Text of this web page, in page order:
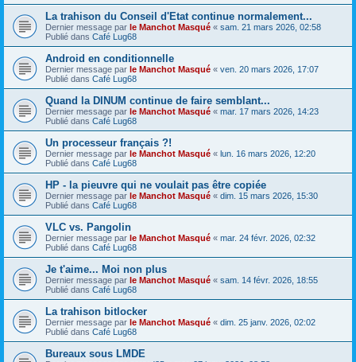
La trahison du Conseil d'Etat continue normalement...
Dernier message par le Manchot Masqué « sam. 21 mars 2026, 02:58
Publié dans Café Lug68
Android en conditionnelle
Dernier message par le Manchot Masqué « ven. 20 mars 2026, 17:07
Publié dans Café Lug68
Quand la DINUM continue de faire semblant...
Dernier message par le Manchot Masqué « mar. 17 mars 2026, 14:23
Publié dans Café Lug68
Un processeur français ?!
Dernier message par le Manchot Masqué « lun. 16 mars 2026, 12:20
Publié dans Café Lug68
HP - la pieuvre qui ne voulait pas être copiée
Dernier message par le Manchot Masqué « dim. 15 mars 2026, 15:30
Publié dans Café Lug68
VLC vs. Pangolin
Dernier message par le Manchot Masqué « mar. 24 févr. 2026, 02:32
Publié dans Café Lug68
Je t'aime... Moi non plus
Dernier message par le Manchot Masqué « sam. 14 févr. 2026, 18:55
Publié dans Café Lug68
La trahison bitlocker
Dernier message par le Manchot Masqué « dim. 25 janv. 2026, 02:02
Publié dans Café Lug68
Bureaux sous LMDE